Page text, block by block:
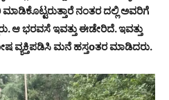
ನಂತರ ದಲ್ಲಿ ಅವರಿಗೆ
ಆ ಭರವಸೆ ಇವತ್ತು ಈಡೇರಿದೆ. ಇವತ್ತು
ವ್ಯಕ್ತಿಪಡಿಸಿ ಮನೆ ಹಸ್ತoತರ ಮಾಡಿದರು.